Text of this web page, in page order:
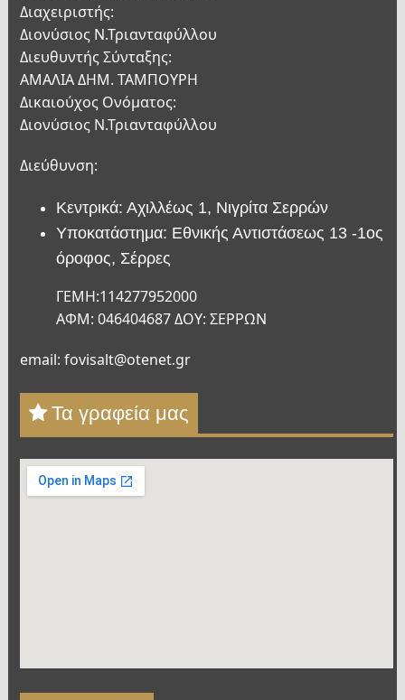
Διαχειριστής:
Διονύσιος Ν.Τριανταφύλλου
Διευθυντής Σύνταξης:
ΑΜΑΛΙΑ ΔΗΜ. ΤΑΜΠΟΥΡΗ
Δικαιούχος Ονόματος:
Διονύσιος Ν.Τριανταφύλλου
Διεύθυνση:
Κεντρικά: Αχιλλέως 1, Νιγρίτα Σερρών
Υποκατάστημα: Εθνικής Αντιστάσεως 13 -1ος
όροφος, Σέρρες
ΓΕΜΗ:114277952000
ΑΦΜ: 046404687 ΔΟΥ: ΣΕΡΡΩΝ
email: fovisalt@otenet.gr
Τα γραφεία μας